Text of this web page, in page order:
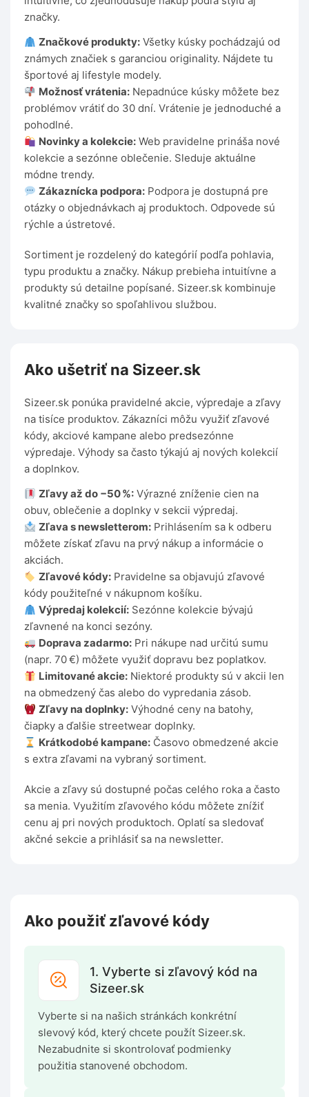
značky.
Značkové produkty: Všetky kúsky pochádzajú od
známych značiek s garanciou originality. Nájdete tu
športové aj lifestyle modely.
Možnosť vrátenia: Nepadnúce kúsky môžete bez
problémov vrátiť do 30 dní. Vrátenie je jednoduché a
pohodlné.
Novinky a kolekcie: Web pravidelne prináša nové
kolekcie a sezónne oblečenie. Sleduje aktuálne
módne trendy.
Zákaznícka podpora: Podpora je dostupná pre
otázky o objednávkach aj produktoch. Odpovede sú
rýchle a ústretové.
Sortiment je rozdelený do kategórií podľa pohlavia,
typu produktu a značky. Nákup prebieha intuitívne a
produkty sú detailne popísané. Sizeer.sk kombinuje
kvalitné značky so spoľahlivou službou.
Ako ušetriť na Sizeer.sk
Sizeer.sk ponúka pravidelné akcie, výpredaje a zľavy
na tisíce produktov. Zákazníci môžu využiť zľavové
kódy, akciové kampane alebo predsezónne
výpredaje. Výhody sa často týkajú aj nových kolekcií
a doplnkov.
Zľavy až do −50 %: Výrazné zníženie cien na
obuv, oblečenie a doplnky v sekcii výpredaj.
Zľava s newsletterom: Prihlásením sa k odberu
môžete získať zľavu na prvý nákup a informácie o
akciách.
Zľavové kódy: Pravidelne sa objavujú zľavové
kódy použiteľné v nákupnom košíku.
Výpredaj kolekcií: Sezónne kolekcie bývajú
zľavnené na konci sezóny.
Doprava zadarmo: Pri nákupe nad určitú sumu
(napr. 70 €) môžete využiť dopravu bez poplatkov.
Limitované akcie: Niektoré produkty sú v akcii len
na obmedzený čas alebo do vypredania zásob.
Zľavy na doplnky: Výhodné ceny na batohy,
čiapky a ďalšie streetwear doplnky.
Krátkodobé kampane: Časovo obmedzené akcie
s extra zľavami na vybraný sortiment.
Akcie a zľavy sú dostupné počas celého roka a často
sa menia. Využitím zľavového kódu môžete znížiť
cenu aj pri nových produktoch. Oplatí sa sledovať
akčné sekcie a prihlásiť sa na newsletter.
Ako použiť zľavové kódy
1. Vyberte si zľavový kód na
Sizeer.sk
Vyberte si na našich stránkách konkrétní
slevový kód, který chcete použít Sizeer.sk.
Nezabudnite si skontrolovať podmienky
použitia stanovené obchodom.